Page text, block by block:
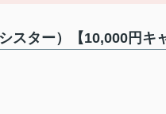
スター）【10,000円キ